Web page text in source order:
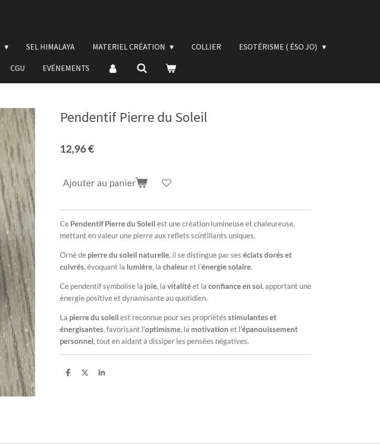
SEL HIMALAYA MATERIEL CRÉATION COLLIER ESOTÉRISME ( ÉSO JO)
CGU EVÉNEMENTS
Pendentif Pierre du Soleil
12,96 €
Ajouter au panier
Ce Pendentif Pierre du Soleil est une création lumineuse et chaleureuse,
mettant en valeur une pierre aux reflets scintillants uniques.
Orné de pierre du soleil naturelle, il se distingue par ses éclats dorés et
cuivrés, évoquant la lumière, la chaleuret l’énergie solaire.
Ce pendentif symbolise la joie, la vitalitéet la confiance en soi, apportant une
énergie positive et dynamisante au quotidien.
La pierre du soleil est reconnue pour ses propriétés stimulantes et
énergisantes, favorisant l’optimisme, la motivation et l’épanouissement
personnel, tout en aidant à dissiper les pensées négatives.
P
P
P